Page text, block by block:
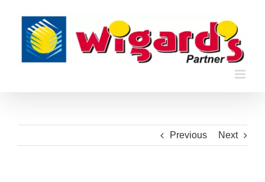
content
Previous Next